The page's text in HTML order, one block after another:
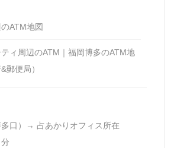
ATM地図
ィ周辺のATM｜福岡博多のATM地
郵便局）
口）→ 占あかりオフィス所在